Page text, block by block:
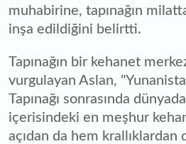
muhabirine, tapınağın
inşa edildiğini belirtti.
Tapınağın bir kehanet
vurgulayan Aslan,
Tapınağı sonrasında
içerisindeki en meşhur
açıdan da hem krallıklardan